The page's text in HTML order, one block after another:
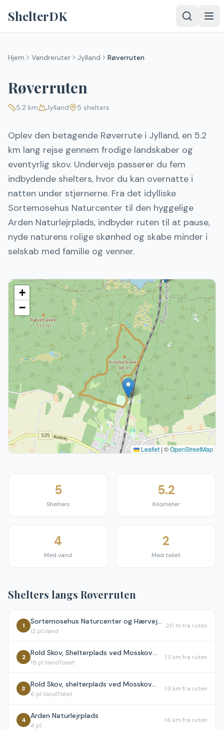
ShelterDK
Hjem Vandreruter Jylland Røverruten
Røverruten
5.2 km Jylland 5 shelters
Oplev den betagende Røverrute i Jylland, en 5.2
km lang rejse gennem frodige landskaber og
eventyrlig skov. Undervejs passerer du fem
indbydende shelters, hvor du kan overnatte i
natten under stjernerne. Fra det idylliske
Sortemosehus Naturcenter til den hyggelige
Arden Naturlejrplads, indbyder ruten til at pause,
nyde naturens rolige skønhed og skabe minder i
selskab med familie og venner.
+
−
Leaflet | ©OpenStreetMap
5
Shelters
5.2
Kilometer
4
Med vand
2
Med toilet
Shelters langs Røverruten
1 Sortemosehus Naturcenter og Hærvejsherberg
12 pl.Vand
20 m fra ruten
2 Rold Skov, Shelterplads ved Mosskovpavillonen - skal ikke bookes
18 pl.VandToilet
1.3 km fra ruten
3 Rold Skov, shelterplads ved Mosskovpavillonen - shelter nr. 2
6 pl.VandToilet
1.3 km fra ruten
4 Arden Naturlejrplads
4 pl.
1.6 km fra ruten